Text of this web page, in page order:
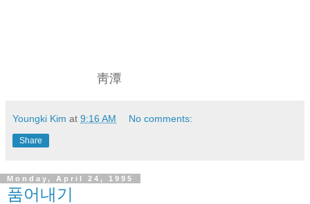
靑潭
Youngki Kim at 9:16 AM No comments:
Share
Monday, April 24, 1995
품어내기